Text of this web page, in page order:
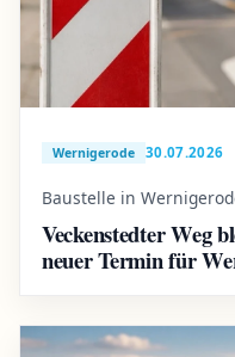
Wernigerode 30.07.2026
Baustelle in
Veckenstedter Weg
neuer Termin für